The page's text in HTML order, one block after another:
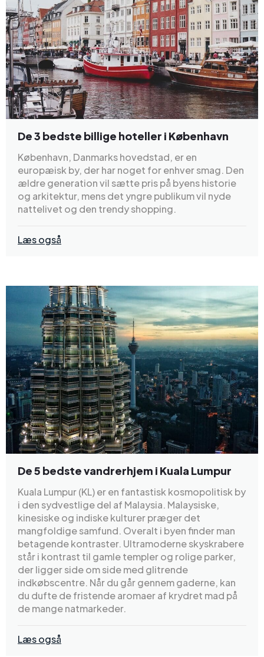
De 3 bedste billige hoteller i København
København, Danmarks hovedstad, er en
europæisk by, der har noget for enhver smag. Den
ældre generation vil sætte pris på byens historie
og arkitektur, mens det yngre publikum vil nyde
nattelivet og den trendy shopping.
Læs også
De 5 bedste vandrerhjem i Kuala Lumpur
Kuala Lumpur (KL) er en fantastisk kosmopolitisk by
i den sydvestlige del af Malaysia. Malaysiske,
kinesiske og indiske kulturer præger det
mangfoldige samfund. Overalt i byen finder man
betagende kontraster. Ultramoderne skyskrabere
står i kontrast til gamle templer og rolige parker,
der ligger side om side med glitrende
indkøbscentre. Når du går gennem gaderne, kan
du dufte de fristende aromaer af krydret mad på
de mange natmarkeder.
Læs også